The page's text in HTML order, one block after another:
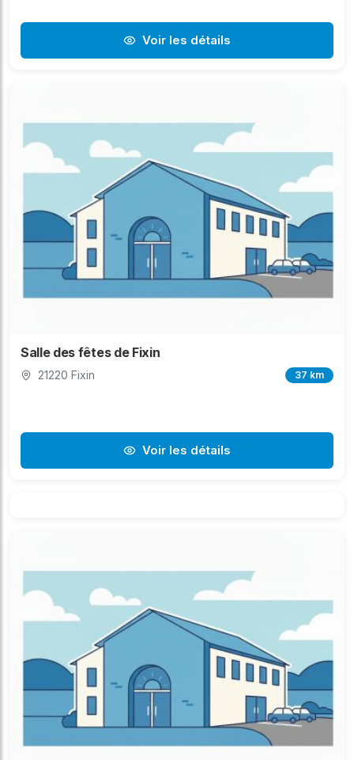
Voir les détails
Salle des fêtes de Fixin
21220 Fixin 37 km
Voir les détails